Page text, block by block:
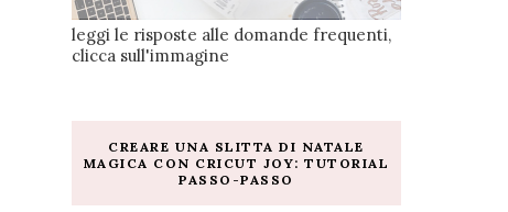
leggi le risposte alle domande frequenti,
clicca sull'immagine
CREARE UNA SLITTA DI NATALE
MAGICA CON CRICUT JOY: TUTORIAL
PASSO-PASSO